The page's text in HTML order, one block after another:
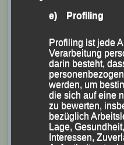
Centa Hollweck
Wettkampfgeschehen in
Im Anschluss konnte
ganze Reihe von
e) Profiling
Profiling ist jede
Verarbeitung
darin besteht,
werden, um
die sich auf eine
zu bewerten,
bezüglich
Lage,
Interessen,